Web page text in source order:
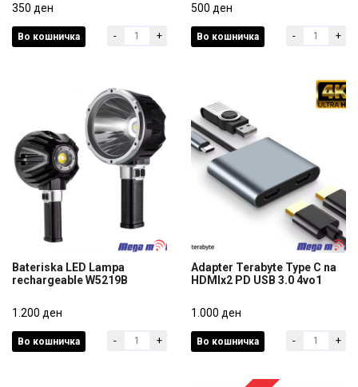
MK5/Jetta.
350 ден
350 ден
Во кошничка - +
TH-001
500 ден
500 ден
Во кошничка - +
rechargeable W5219B
1.200 ден
Bateriska LED Lampa
rechargeable W5219B
1.200 ден
Во кошничка - +
HDMIx2 PD USB 3.0 4vo1
1.000 ден
Adapter Terabyte Type C na
HDMIx2 PD USB 3.0 4vo1
1.000 ден
Во кошничка - +